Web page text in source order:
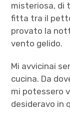
misteriosa, di
fitta tra il
provato la
vento gelido.
Mi avvicinai
cucina. Da
mi potessero
desideravo in